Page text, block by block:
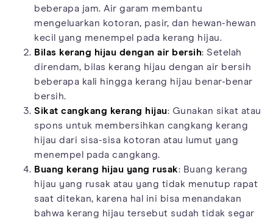
beberapa jam. Air garam membantu
mengeluarkan kotoran, pasir, dan hewan-hewan
kecil yang menempel pada kerang hijau.
Bilas kerang hijau dengan air bersih: Setelah
direndam, bilas kerang hijau dengan air bersih
beberapa kali hingga kerang hijau benar-benar
bersih.
Sikat cangkang kerang hijau: Gunakan sikat atau
spons untuk membersihkan cangkang kerang
hijau dari sisa-sisa kotoran atau lumut yang
menempel pada cangkang.
Buang kerang hijau yang rusak: Buang kerang
hijau yang rusak atau yang tidak menutup rapat
saat ditekan, karena hal ini bisa menandakan
bahwa kerang hijau tersebut sudah tidak segar